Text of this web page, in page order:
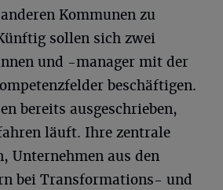
Kommunen zu
sollen sich zwei
und -manager mit der
beschäftigen.
bereits ausgeschrieben,
läuft. Ihre zentrale
Unternehmen aus den
bei Transformations- und